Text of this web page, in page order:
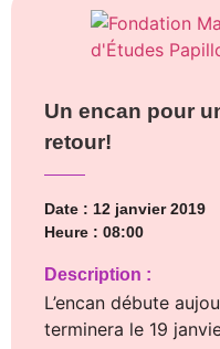
Un encan pour
retour!
Date : 12 janvier 2019
Heure : 08:00
Description :
L’encan débute
terminera le 19